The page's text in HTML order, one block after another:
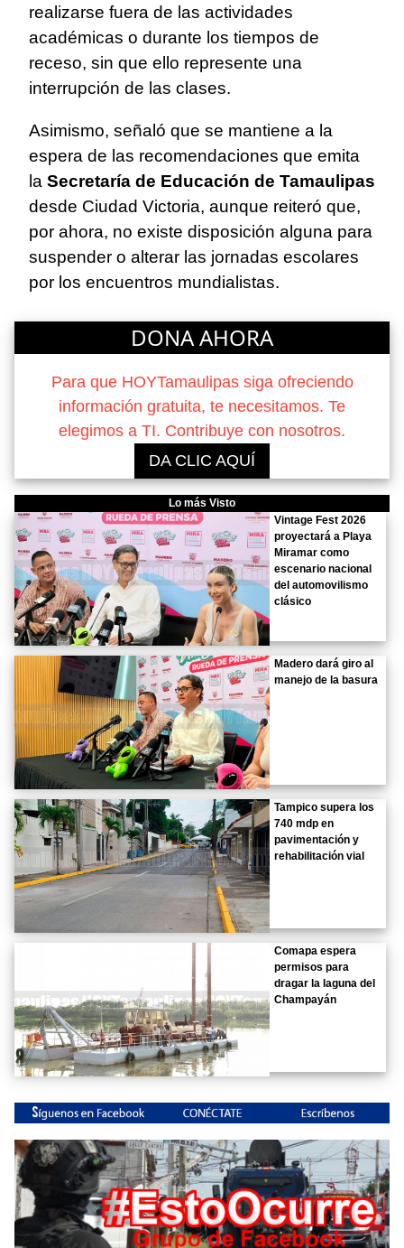
realizarse fuera de las actividades
académicas o durante los tiempos de
receso, sin que ello represente una
interrupción de las clases.
Asimismo, señaló que se mantiene a la
espera de las recomendaciones que emita
la Secretaría de Educación de Tamaulipas
desde Ciudad Victoria, aunque reiteró que,
por ahora, no existe disposición alguna para
suspender o alterar las jornadas escolares
por los encuentros mundialistas.
DONA AHORA
Para que HOYTamaulipas siga ofreciendo
información gratuita, te necesitamos. Te
elegimos a TI. Contribuye con nosotros.
DA CLIC AQUÍ
Lo más Visto
Vintage Fest 2026
proyectará a Playa
Miramar como
escenario nacional
del automovilismo
clásico
Madero dará giro al
manejo de la basura
Tampico supera los
740 mdp en
pavimentación y
rehabilitación vial
Comapa espera
permisos para
dragar la laguna del
Champayán